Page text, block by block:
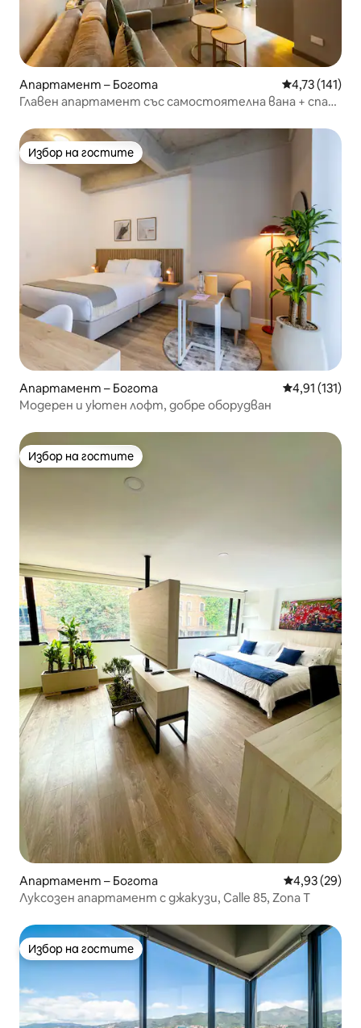
Апартамент – Богота Средна
4,73 (141)
Главен апартамент със самостоятелна вана + спа
Избор на гостите
Избор на гостите
Апартамент – Богота Средна
4,91 (131)
Модерен и уютен лофт, добре оборудван
Избор на гостите
Избор на гостите
Апартамент – Богота Средна
4,93 (29)
Луксозен апартамент с джакузи, Calle 85, Zona T
Избор на гостите
Избор на гостите